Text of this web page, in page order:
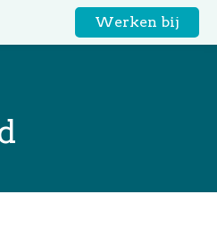
Werken bij